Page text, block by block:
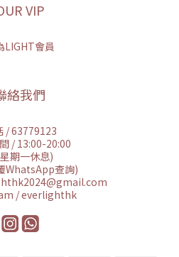
VIP
LIGHT會員
絡我們
/ 63779123
/ 13:00-20:00
期一休息)
WhatsApp查詢)
/ everlighthk